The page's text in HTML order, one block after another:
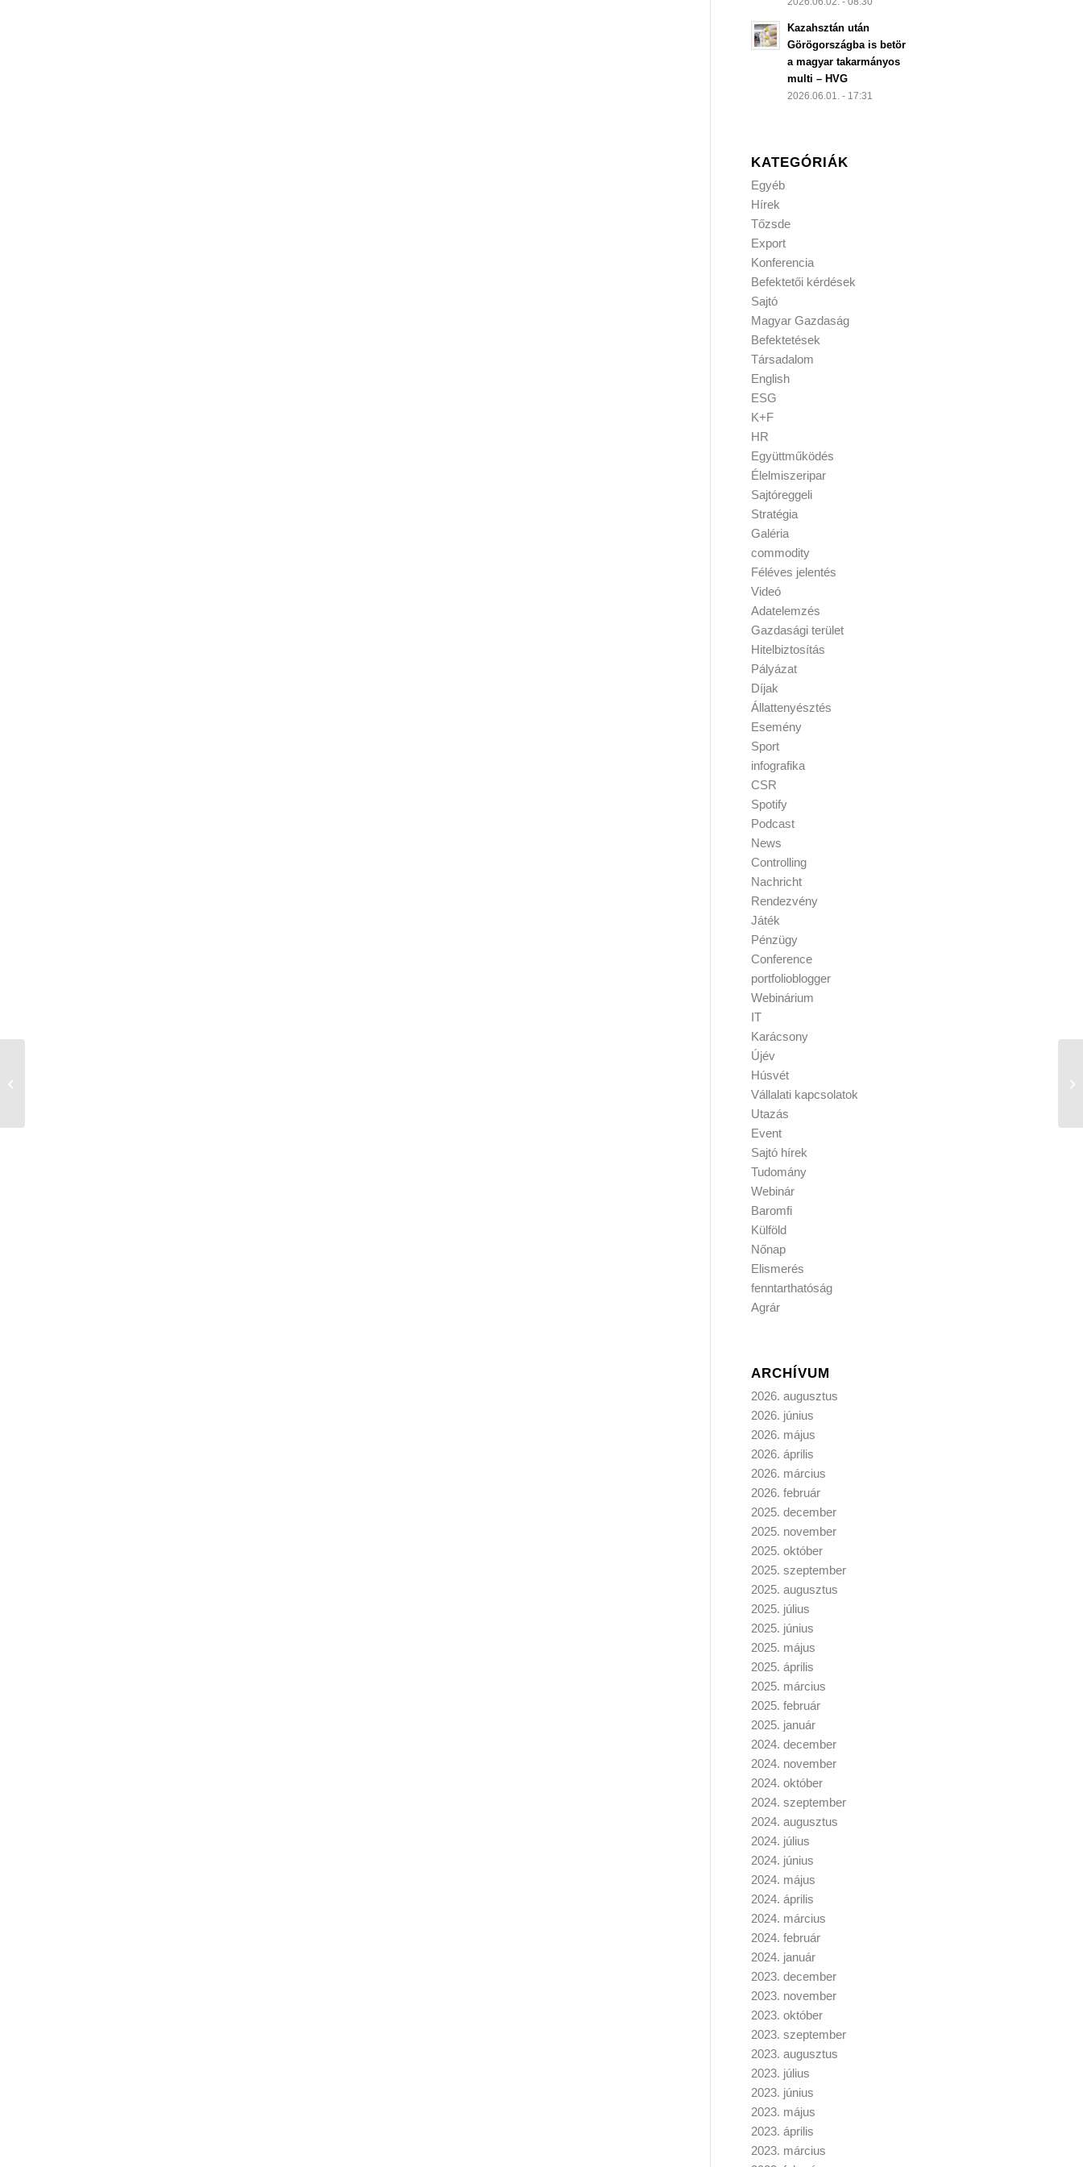
Kazahsztán után
Görögországba is betör
a magyar takarmányos
multi – HVG
2026.06.01. - 17:31
KATEGÓRIÁK
Egyéb
Hírek
Tőzsde
Export
Konferencia
Befektetői kérdések
Sajtó
Magyar Gazdaság
Befektetések
Társadalom
English
ESG
K+F
HR
Együttműködés
Élelmiszeripar
Sajtóreggeli
Stratégia
Galéria
commodity
Féléves jelentés
Videó
Adatelemzés
Gazdasági terület
Hitelbiztosítás
Pályázat
Díjak
Állattenyésztés
Esemény
Sport
infografika
CSR
Spotify
Podcast
News
Controlling
Nachricht
Rendezvény
Játék
Pénzügy
Conference
portfolioblogger
Webinárium
IT
Karácsony
Újév
Húsvét
Vállalati kapcsolatok
Utazás
Event
Sajtó hírek
Tudomány
Webinár
Baromfi
Külföld
Nőnap
Elismerés
fenntarthatóság
Agrár
ARCHÍVUM
2026. augusztus
2026. június
2026. május
2026. április
2026. március
2026. február
2025. december
2025. november
2025. október
2025. szeptember
2025. augusztus
2025. július
2025. június
2025. május
2025. április
2025. március
2025. február
2025. január
2024. december
2024. november
2024. október
2024. szeptember
2024. augusztus
2024. július
2024. június
2024. május
2024. április
2024. március
2024. február
2024. január
2023. december
2023. november
2023. október
2023. szeptember
2023. augusztus
2023. július
2023. június
2023. május
2023. április
2023. március